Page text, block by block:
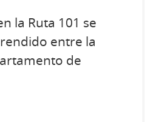
la Ruta 101 se
entre la
de